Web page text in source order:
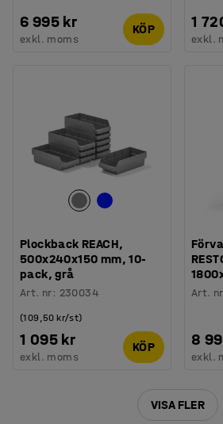
6 995 kr
exkl. moms
KÖP 1
exkl.
Plockback REACH,
500x240x150 mm, 10-
pack, grå
Art. nr: 230034
1 095 kr
(109,50 kr/st)
exkl. moms
KÖP
Art. nr
8
exkl.
VISA FLER